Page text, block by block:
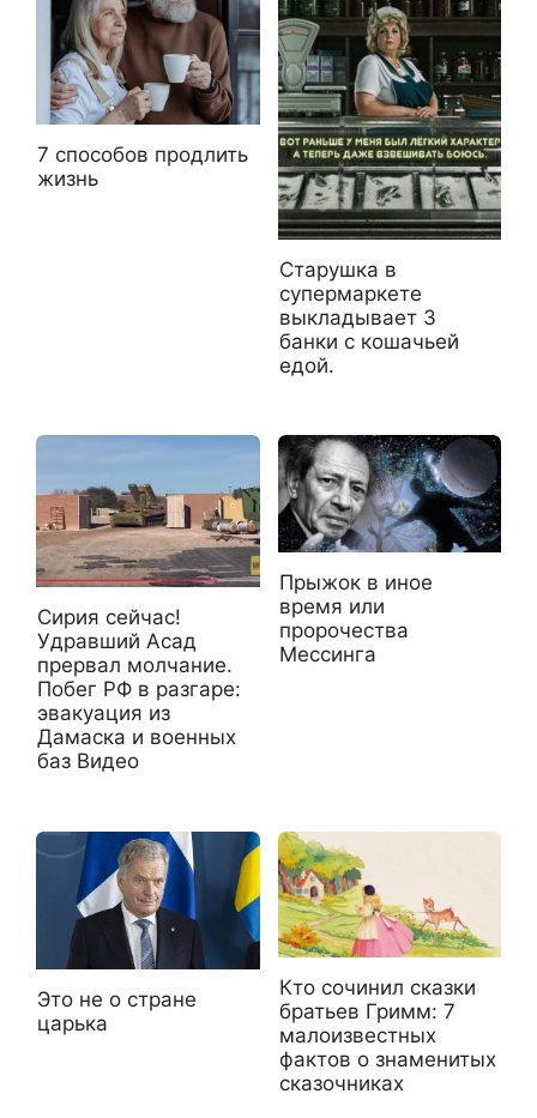
7 способов продлить
жизнь
Старушка в
супермаркете
выкладывает 3
банки с кошачьей
едой.
Сирия сейчас!
Удравший Асад
прервал молчание.
Побег РФ в разгаре:
эвакуация из
Дамаска и военных
баз Видео
Прыжок в иное
время или
пророчества
Мессинга
Это не о стране
царька
Кто сочинил сказки
братьев Гримм: 7
малоизвестных
фактов о знаменитых
сказочниках